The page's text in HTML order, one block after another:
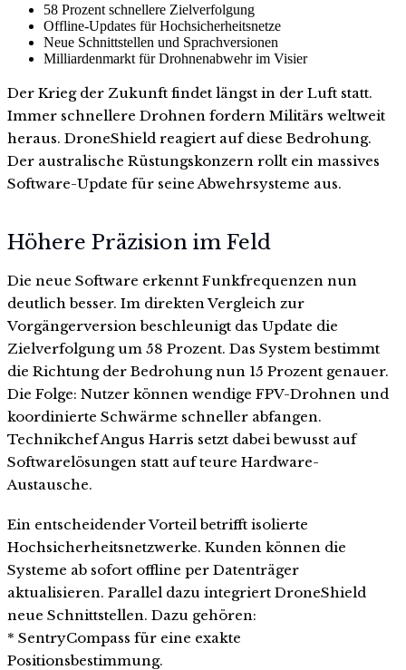
58 Prozent schnellere Zielverfolgung
Offline-Updates für Hochsicherheitsnetze
Neue Schnittstellen und Sprachversionen
Milliardenmarkt für Drohnenabwehr im Visier
Der Krieg der Zukunft findet längst in der Luft statt.
Immer schnellere Drohnen fordern Militärs weltweit
heraus. DroneShield reagiert auf diese Bedrohung.
Der australische Rüstungskonzern rollt ein massives
Software-Update für seine Abwehrsysteme aus.
Höhere Präzision im Feld
Die neue Software erkennt Funkfrequenzen nun
deutlich besser. Im direkten Vergleich zur
Vorgängerversion beschleunigt das Update die
Zielverfolgung um 58 Prozent. Das System bestimmt
die Richtung der Bedrohung nun 15 Prozent genauer.
Die Folge: Nutzer können wendige FPV-Drohnen und
koordinierte Schwärme schneller abfangen.
Technikchef Angus Harris setzt dabei bewusst auf
Softwarelösungen statt auf teure Hardware-
Austausche.
Ein entscheidender Vorteil betrifft isolierte
Hochsicherheitsnetzwerke. Kunden können die
Systeme ab sofort offline per Datenträger
aktualisieren. Parallel dazu integriert DroneShield
neue Schnittstellen. Dazu gehören:
* SentryCompass für eine exakte
Positionsbestimmung.